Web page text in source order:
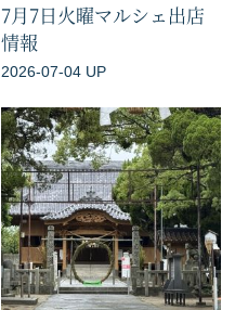
7月7日火曜マルシェ出店
情報
2026-07-04 UP